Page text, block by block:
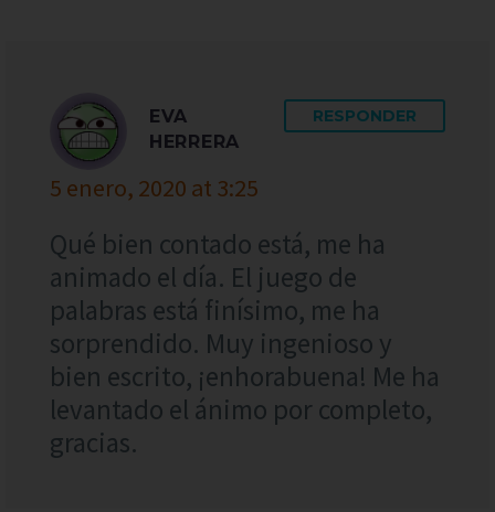
EVA
HERRERA
5 enero, 2020 at 3:25
RESPONDER
Qué bien contado está, me ha
animado el día. El juego de
palabras está finísimo, me ha
sorprendido. Muy ingenioso y
bien escrito, ¡enhorabuena! Me ha
levantado el ánimo por completo,
gracias.